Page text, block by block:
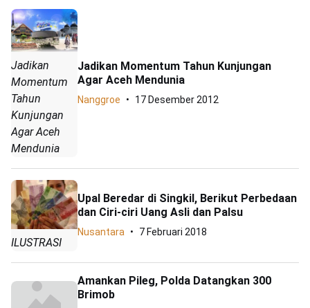
Jadikan
Momentum
Tahun
Kunjungan
Agar Aceh
Mendunia
Jadikan Momentum Tahun Kunjungan
Agar Aceh Mendunia
Nanggroe 17 Desember 2012
ILUSTRASI
Upal Beredar di Singkil, Berikut Perbedaan
dan Ciri-ciri Uang Asli dan Palsu
Nusantara 7 Februari 2018
Amankan Pileg, Polda Datangkan 300
Brimob